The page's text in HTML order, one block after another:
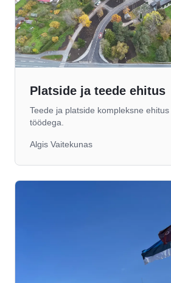
Platside ja teede ehitus
Teede ja platside kompleksne
töödega.
Algis Vaitekunas